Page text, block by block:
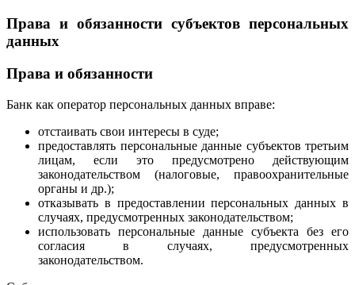
Права и обязанности субъектов персональных
данных
Права и обязанности
Банк как оператор персональных данных вправе:
отстаивать свои интересы в суде;
предоставлять персональные данные субъектов третьим
лицам, если это предусмотрено действующим
законодательством (налоговые, правоохранительные
органы и др.);
отказывать в предоставлении персональных данных в
случаях, предусмотренных законодательством;
использовать персональные данные субъекта без его
согласия в случаях, предусмотренных
законодательством.